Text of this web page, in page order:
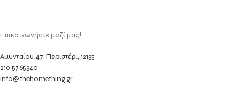
Επικοινωνήστε μαζί μας!
Αμυνταίου 47, Περιστέρι, 12135
210 5765340
info@thehomething.gr